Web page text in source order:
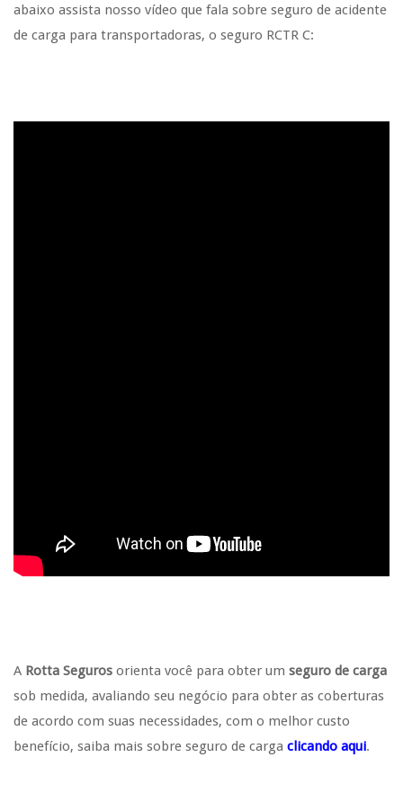
abaixo assista nosso vídeo que fala sobre seguro de acidente
de carga para transportadoras, o seguro RCTR C:
A Rotta Seguros orienta você para obter um seguro de carga
sob medida, avaliando seu negócio para obter as coberturas
de acordo com suas necessidades, com o melhor custo
benefício, saiba mais sobre seguro de carga clicando aqui.